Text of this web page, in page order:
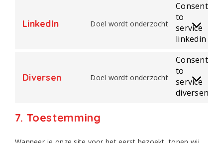
LinkedIn Doel wordt onderzocht
Consent
to
service
linkedin
Diversen Doel wordt onderzocht
Consent
to
service
diversen
7. Toestemming